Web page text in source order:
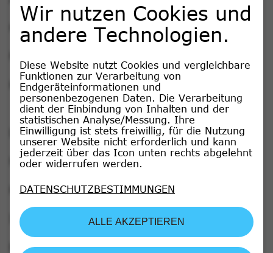
Hinweisgebersystem
Kontakt
Datenschutzbestimmungen
Nutzungsbedingungen
Rechtliche Hinweise
Impressum
Barrierefreiheit
Wir nutzen Cookies und
andere Technologien.
Diese Website nutzt Cookies und vergleichbare
Funktionen zur Verarbeitung von
Endgeräteinformationen und
personenbezogenen Daten. Die Verarbeitung
dient der Einbindung von Inhalten und der
statistischen Analyse/Messung. Ihre
Einwilligung ist stets freiwillig, für die Nutzung
unserer Website nicht erforderlich und kann
jederzeit über das Icon unten rechts abgelehnt
oder widerrufen werden.
Essenziell
Name Anbieter
cookie_optin Heidelberger
SgCookieOptin.lastPreferences Heidelberger
Name Anbieter Laufzeit Zweck
_pk_id.* Erkennt
DATENSCHUTZBESTIMMUNGEN
ALLE AKZEPTIEREN